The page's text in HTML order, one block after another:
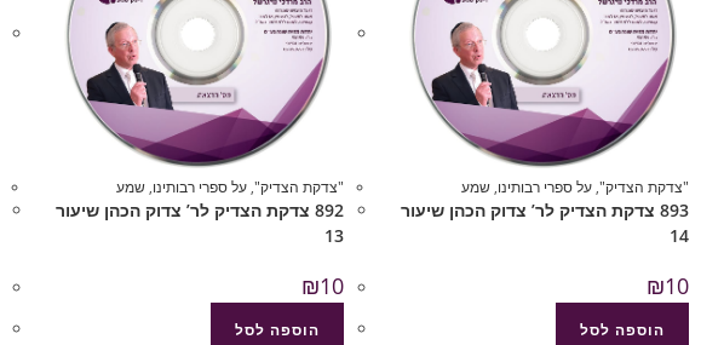
"צדקת הצדיק", על ספרי רבותינו, שמע
893 צדקת הצדיק לר’ צדוק הכהן שיעור
14
₪10
הוספה לסל
"צדקת הצדיק", על ספרי רבותינו, שמע
892 צדקת הצדיק לר’ צדוק הכהן שיעור
13
₪10
הוספה לסל